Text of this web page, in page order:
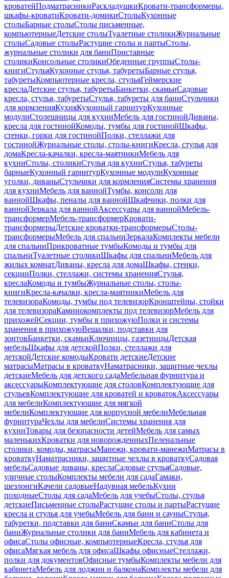
кроватейПодматрасникиРаскладушкиКровати-трансформеры,
шкафы-кроватиКровати-домикиСтолыКухонные
столыБарные столыСтолы письменные,
компьютерныеДетские столыТуалетные столикиЖурнальные
столыСадовые столыРастущие столы и партыСтолы,
журнальные столики для баниПриставные
столикиКонсольные столикиОбеденные группыСтолы-
книгиСтульяКухонные стулья, табуретыБарные стулья,
табуретыКомпьютерные кресла, стульяГеймерские
креслаДетские стулья, табуретыБанкетки, скамьиСадовые
кресла, стулья, табуретыСтулья, табуреты для баниСтульчики
для кормленияКухняКухонный гарнитурКухонные
модулиСтолешницы для кухниМебель для гостинойДиваны,
кресла для гостинойКомоды, тумбы для гостинойШкафы,
стенки, горки для гостинойПолки, стеллажи для
гостинойЖурнальные столы, столы-книгиКресла, стулья для
домаКресла-качалки, кресла-маятникиМебель для
кухниСтолы, столикиСтулья для кухниСтулья, табуреты
барныеКухонный гарнитурКухонные модулиКухонные
уголки, диваныСтульчики для кормленияСистемы хранения
для кухниМебель для ваннойТумбы, консоли для
ваннойШкафы, пеналы для ваннойШкафчики, полки для
ваннойЗеркала для ваннойАксессуары для ваннойМебель-
трансформерМебель-трансформерКровати-
трансформерыДетские кроватки-трансформерыСтолы-
трансформерыМебель для спальниЗеркалаКомплекты мебели
для спальниПрикроватные тумбыКомоды и тумбы для
спальниТуалетные столикиШкафы для спальниМебель для
жилых комнатДиваны, кресла для домаШкафы, стенки,
секцииПолки, стеллажи, системы храненияСтулья,
креслаКомоды и тумбыЖурнальные столы, столы-
книгиКресла-качалки, кресла-маятникиМебель для
телевизораКомоды, тумбы под телевизорКронштейны, стойки
для телевизораКаминокомплекты под телевизорМебель для
прихожейСекции, тумбы в прихожуюПолки и системы
хранения в прихожуюВешалки, подставки для
зонтовБанкетки, скамьиКлючницы, газетницыДетская
мебельШкафы для детскойПолки, стеллажи для
детскойДетские комодыКровати детскиеДетские
матрасыМатрасы в кроваткуНаматрасники, защитные чехлы
детскиеМебель для детского садаМебельная фурнитура и
аксессуарыКомплектующие для столовКомплектующие для
стульевКомплектующие для кроватей и кроватокАксессуары
для мебелиКомплектующие для мягкой
мебелиКомплектующие для корпусной мебелиМебельная
фурнитураЧехлы для мебелиСистемы хранения для
кухниТовары для безопасности детейМебель для самых
маленькихКроватки для новорожденныхПеленальные
столики, комоды, матрасыМанежи, кровати-манежиМатрасы в
кроваткуНаматрасники, защитные чехлы в кроваткуСадовая
мебельСадовые диваны, креслаСадовые стульяСадовые,
уличные столыКомплекты мебели для садаГамаки,
шезлонгиКачели садовыеНадувная мебельКухни
походныеСтолы для садаМебель для учебыСтолы, стулья
детскиеПисьменные столыРастущие столы и партыРастущие
кресла и стулья для учебыМебель для бани и сауныСтулья,
табуретки, подставки для баниСкамьи для баниСтолы для
баниЖурнальные столики для баниМебель для кабинета и
офисаСтолы офисные, компьютерныеКресла, стулья для
офисаМягкая мебель для офисаШкафы офисныеСтеллажи,
полки для документовОфисные тумбыКомплекты мебели для
кабинетаМебель для лоджии и балконаКомплекты мебели для